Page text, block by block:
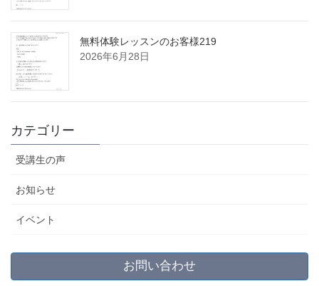
無料体験レッスンのお客様219
2026年6月28日
カテゴリー
受講生の声
お知らせ
イベント
お問い合わせ